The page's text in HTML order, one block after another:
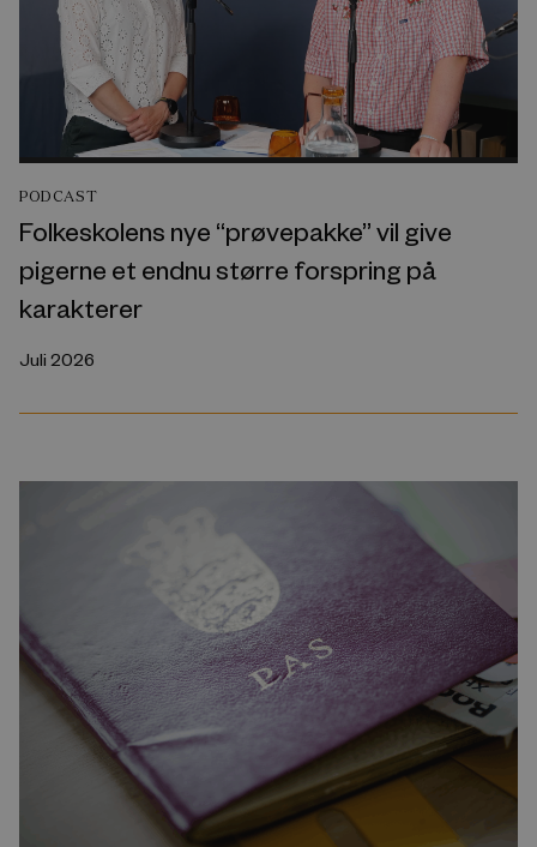
PODCAST
Folkeskolens nye “prøvepakke” vil give
pigerne et endnu større forspring på
karakterer
Juli 2026